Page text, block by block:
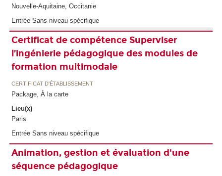
Nouvelle-Aquitaine, Occitanie
Entrée Sans niveau spécifique
Certificat de compétence Superviser
l’ingénierie pédagogique des modules de
formation multimodale
CERTIFICAT D'ÉTABLISSEMENT
Package, À la carte
Lieu(x)
Paris
Entrée Sans niveau spécifique
Animation, gestion et évaluation d'une
séquence pédagogique